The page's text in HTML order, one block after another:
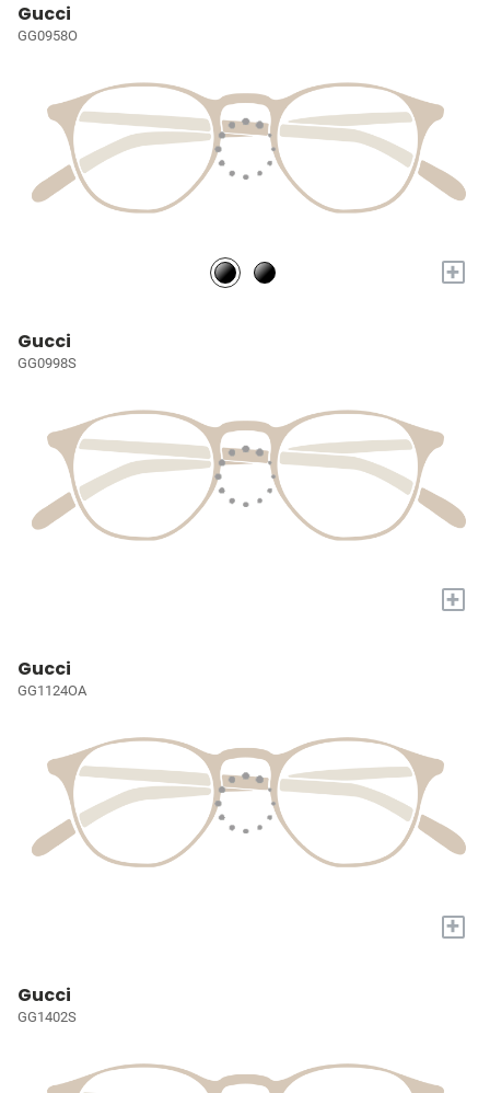
Gucci
GG0958O
+
Gucci
GG0998S
+
Gucci
GG1124OA
+
Gucci
GG1402S